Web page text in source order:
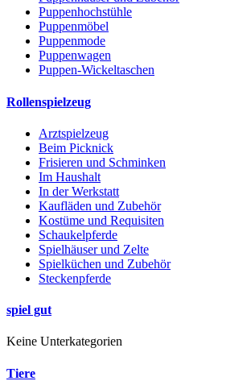
Puppenhochstühle
Puppenmöbel
Puppenmode
Puppenwagen
Puppen-Wickeltaschen
Rollenspielzeug
Arztspielzeug
Beim Picknick
Frisieren und Schminken
Im Haushalt
In der Werkstatt
Kaufläden und Zubehör
Kostüme und Requisiten
Schaukelpferde
Spielhäuser und Zelte
Spielküchen und Zubehör
Steckenpferde
spiel gut
Keine Unterkategorien
Tiere